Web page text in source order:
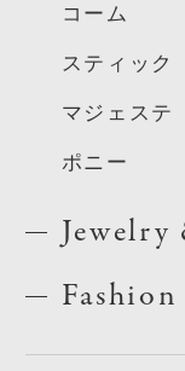
コーム
スティック
マジェステ
ポニー
Jewelry
Fashion